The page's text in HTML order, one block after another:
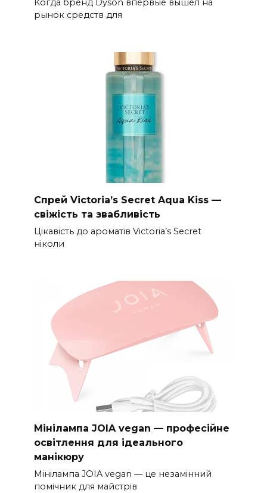
Когда бренд Dyson впервые вышел на
рынок средств для
Спрей Victoria’s Secret Aqua Kiss —
свіжість та звабливість
Цікавість до ароматів Victoria’s Secret
ніколи
Мінілампа JOIA vegan — професійне
освітлення для ідеального
манікюру
Мінілампа JOIA vegan — це незамінний
помічник для майстрів